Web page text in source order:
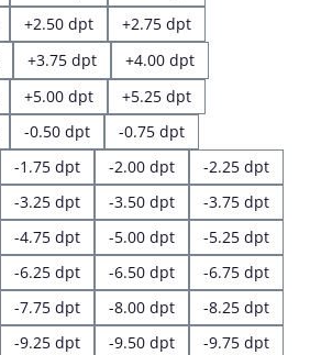
+2.50 dpt
+2.75 dpt
+3.75 dpt
+4.00 dpt
+5.00 dpt
+5.25 dpt
-0.50 dpt
-0.75 dpt
-1.75 dpt -2.00 dpt
-2.25 dpt
-3.25 dpt -3.50 dpt
-3.75 dpt
-4.75 dpt -5.00 dpt
-5.25 dpt
-6.25 dpt -6.50 dpt
-6.75 dpt
-7.75 dpt -8.00 dpt
-8.25 dpt
-9.25 dpt -9.50 dpt
-9.75 dpt